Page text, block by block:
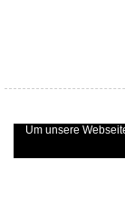
Um unsere